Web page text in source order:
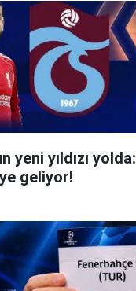
yeni yıldızı yolda:
geliyor!